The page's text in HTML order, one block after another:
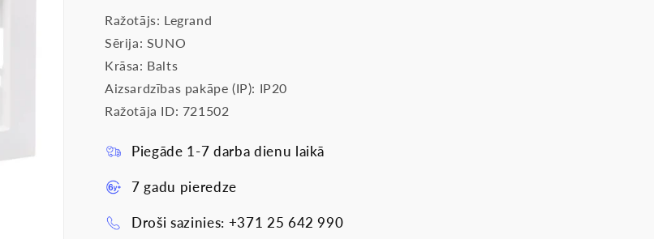
Ražotājs: Legrand
Sērija: SUNO
Krāsa: Balts
Aizsardzības pakāpe (IP): IP20
Ražotāja ID: 721502
Piegāde 1-7 darba dienu laikā
7 gadu pieredze
Droši sazinies: +371 25 642 990